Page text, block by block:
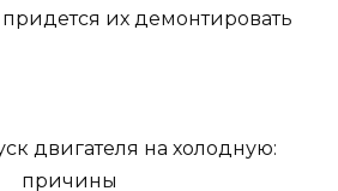
их демонтировать